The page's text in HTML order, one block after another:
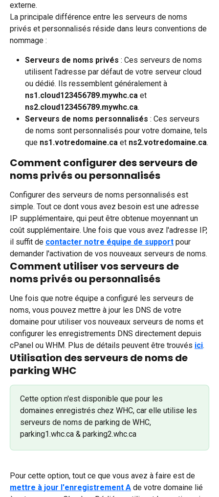
externe.
La principale différence entre les serveurs de noms
privés et personnalisés réside dans leurs conventions de
nommage :
Serveurs de noms privés : Ces serveurs de noms
utilisent l'adresse par défaut de votre serveur cloud
ou dédié. Ils ressemblent généralement à
ns1.cloud123456789.mywhc.ca et
ns2.cloud123456789.mywhc.ca.
Serveurs de noms personnalisés : Ces serveurs
de noms sont personnalisés pour votre domaine, tels
que ns1.votredomaine.ca et ns2.votredomaine.ca.
Comment configurer des serveurs de
noms privés ou personnalisés
Configurer des serveurs de noms personnalisés est
simple. Tout ce dont vous avez besoin est une adresse
IP supplémentaire, qui peut être obtenue moyennant un
coût supplémentaire. Une fois que vous avez l'adresse IP,
il suffit de contacter notre équipe de support pour
demander l'activation de vos nouveaux serveurs de noms.
Comment utiliser vos serveurs de
noms privés ou personnalisés
Une fois que notre équipe a configuré les serveurs de
noms, vous pouvez mettre à jour les DNS de votre
domaine pour utiliser vos nouveaux serveurs de noms et
configurer les enregistrements DNS directement depuis
cPanel ou WHM. Plus de détails peuvent être trouvés ici.
Utilisation des serveurs de noms de
parking WHC
Cette option n'est disponible que pour les
domaines enregistrés chez WHC, car elle utilise les
serveurs de noms de parking de WHC,
parking1.whc.ca & parking2.whc.ca
Pour cette option, tout ce que vous avez à faire est de
mettre à jour l'enregistrement A de votre domaine lié